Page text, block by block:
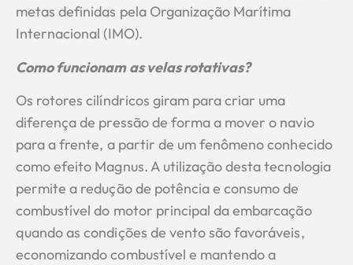
metas definidas pela Organização Marítima
Internacional (IMO).
Como funcionam as velas rotativas?
Os rotores cilíndricos giram para criar uma
diferença de pressão de forma a mover o navio
para a frente, a partir de um fenômeno conhecido
como efeito Magnus. A utilização desta tecnologia
permite a redução de potência e consumo de
combustível do motor principal da embarcação
quando as condições de vento são favoráveis,
economizando combustível e mantendo a